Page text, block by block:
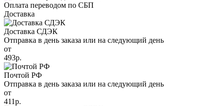
Оплата переводом по СБП
Доставка
Доставка СДЭК
Отправка в день заказа или на следующий день
от
493р.
Почтой РФ
Отправка в день заказа или на следующий день
от
411р.